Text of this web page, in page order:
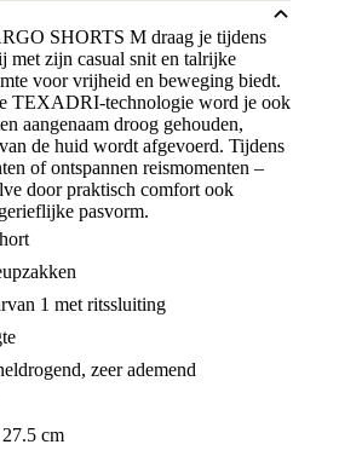
SHORTS M draag je tijdens
met zijn casual snit en talrijke
voor vrijheid en beweging biedt.
TEXADRI-technologie word je ook
aangenaam droog gehouden,
de huid wordt afgevoerd. Tijdens
of ontspannen reismomenten –
door praktisch comfort ook
pasvorm.
1 met ritssluiting
zeer ademend
cm